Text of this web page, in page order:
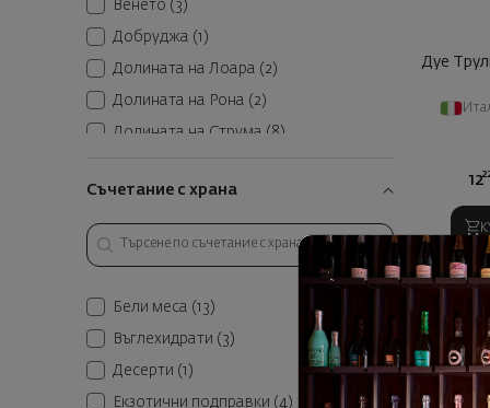
Сийуайнс Спирит
Типченица (5)
Ямантиеви (2)
изба Боровица (1)
Венето (3)
Добруджа (1)
Долината на Лоара (2)
Долината на Рона (2)
Долината на Струма (8)
Дунавска равнина
Емилия-Романя (1)
Съчетание с храна
Бели меса (13)
Въглехидрати (3)
Десерти (1)
Екзотични подправки (4)
Дуе
12